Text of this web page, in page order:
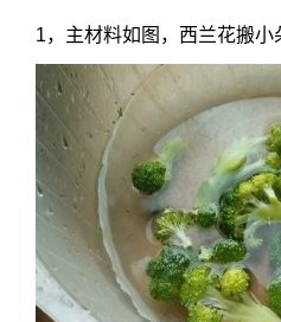
1，主材料如图，西兰花搬小